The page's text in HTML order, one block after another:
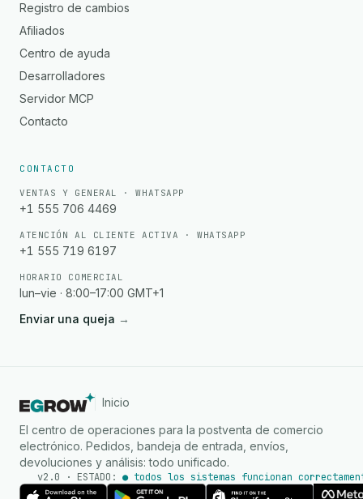
Registro de cambios
Afiliados
Centro de ayuda
Desarrolladores
Servidor MCP
Contacto
CONTACTO
VENTAS Y GENERAL · WHATSAPP
+1 555 706 4469
ATENCIÓN AL CLIENTE ACTIVA · WHATSAPP
+1 555 719 6197
HORARIO COMERCIAL
lun–vie · 8:00–17:00 GMT+1
Enviar una queja →
Inicio
El centro de operaciones para la postventa de comercio
electrónico. Pedidos, bandeja de entrada, envíos,
devoluciones y análisis: todo unificado.
v2.0 · ESTADO: ● todos los sistemas funcionan